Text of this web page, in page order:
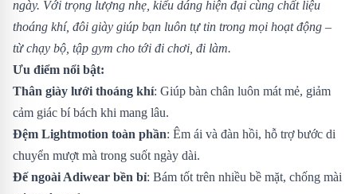
ngày. Với trọng lượng nhẹ, kiểu dáng hiện đại cùng chất liệu
thoáng khí, đôi giày giúp bạn luôn tự tin trong mọi hoạt động –
từ chạy bộ, tập gym cho tới đi chơi, đi làm.
Ưu điểm nổi bật:
Thân giày lưới thoáng khí: Giúp bàn chân luôn mát mẻ, giảm
cảm giác bí bách khi mang lâu.
Đệm Lightmotion toàn phần: Êm ái và đàn hồi, hỗ trợ bước di
chuyển mượt mà trong suốt ngày dài.
Đế ngoài Adiwear bền bỉ: Bám tốt trên nhiều bề mặt, chống mài